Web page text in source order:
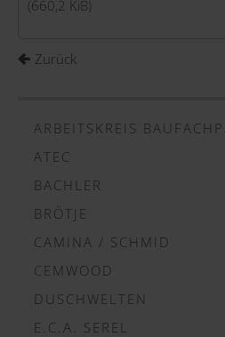
(660,2 KiB)
Zurück
ARBEITSKREIS
ATEC
BACHLER
BRÖTJE
CAMINA / SCHMID
CEMWOOD
DUSCHWELTEN
E.C.A. SEREL